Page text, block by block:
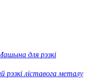
для рэзкі
рэзкі ліставога металу